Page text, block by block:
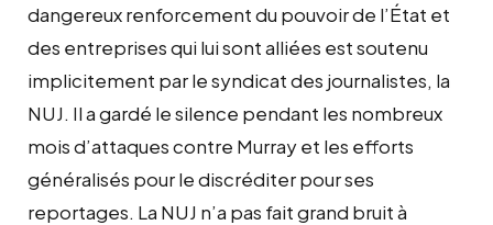
dangereux renforcement du pouvoir de l’État et
des entreprises qui lui sont alliées est soutenu
implicitement par le syndicat des journalistes, la
NUJ. Il a gardé le silence pendant les nombreux
mois d’attaques contre Murray et les efforts
généralisés pour le discréditer pour ses
reportages. La NUJ n’a pas fait grand bruit à